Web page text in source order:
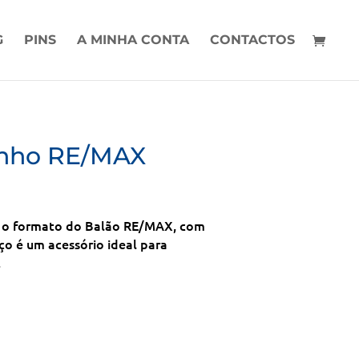
PINS A MINHA CONTA CONTACTOS
RE/MAX
formato do Balão RE/MAX, com
é um acessório ideal para